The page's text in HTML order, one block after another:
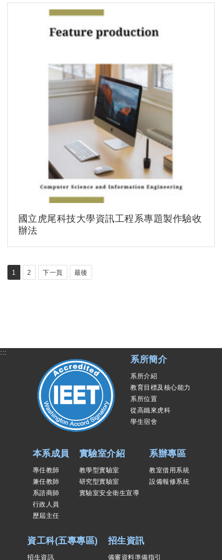
國立虎尾科技大學資訊工程系專題製作驗收
辦法
1 2 下一頁 最後
:::
系所簡介
系所介紹
教育目標及核心能力
系所位置
從高鐵來虎科
學生宿舍
本系成員
專任教師
兼任教師
系諮商師
行政人員
歷屆主任
實驗室介紹
教學型實驗室
研究型實驗室
實驗室安全衛生宣導
系辦專區
教室借用系統
設備報修系統
資工科(五專專區)
招生資訊
招生資訊
備審資料準備指引